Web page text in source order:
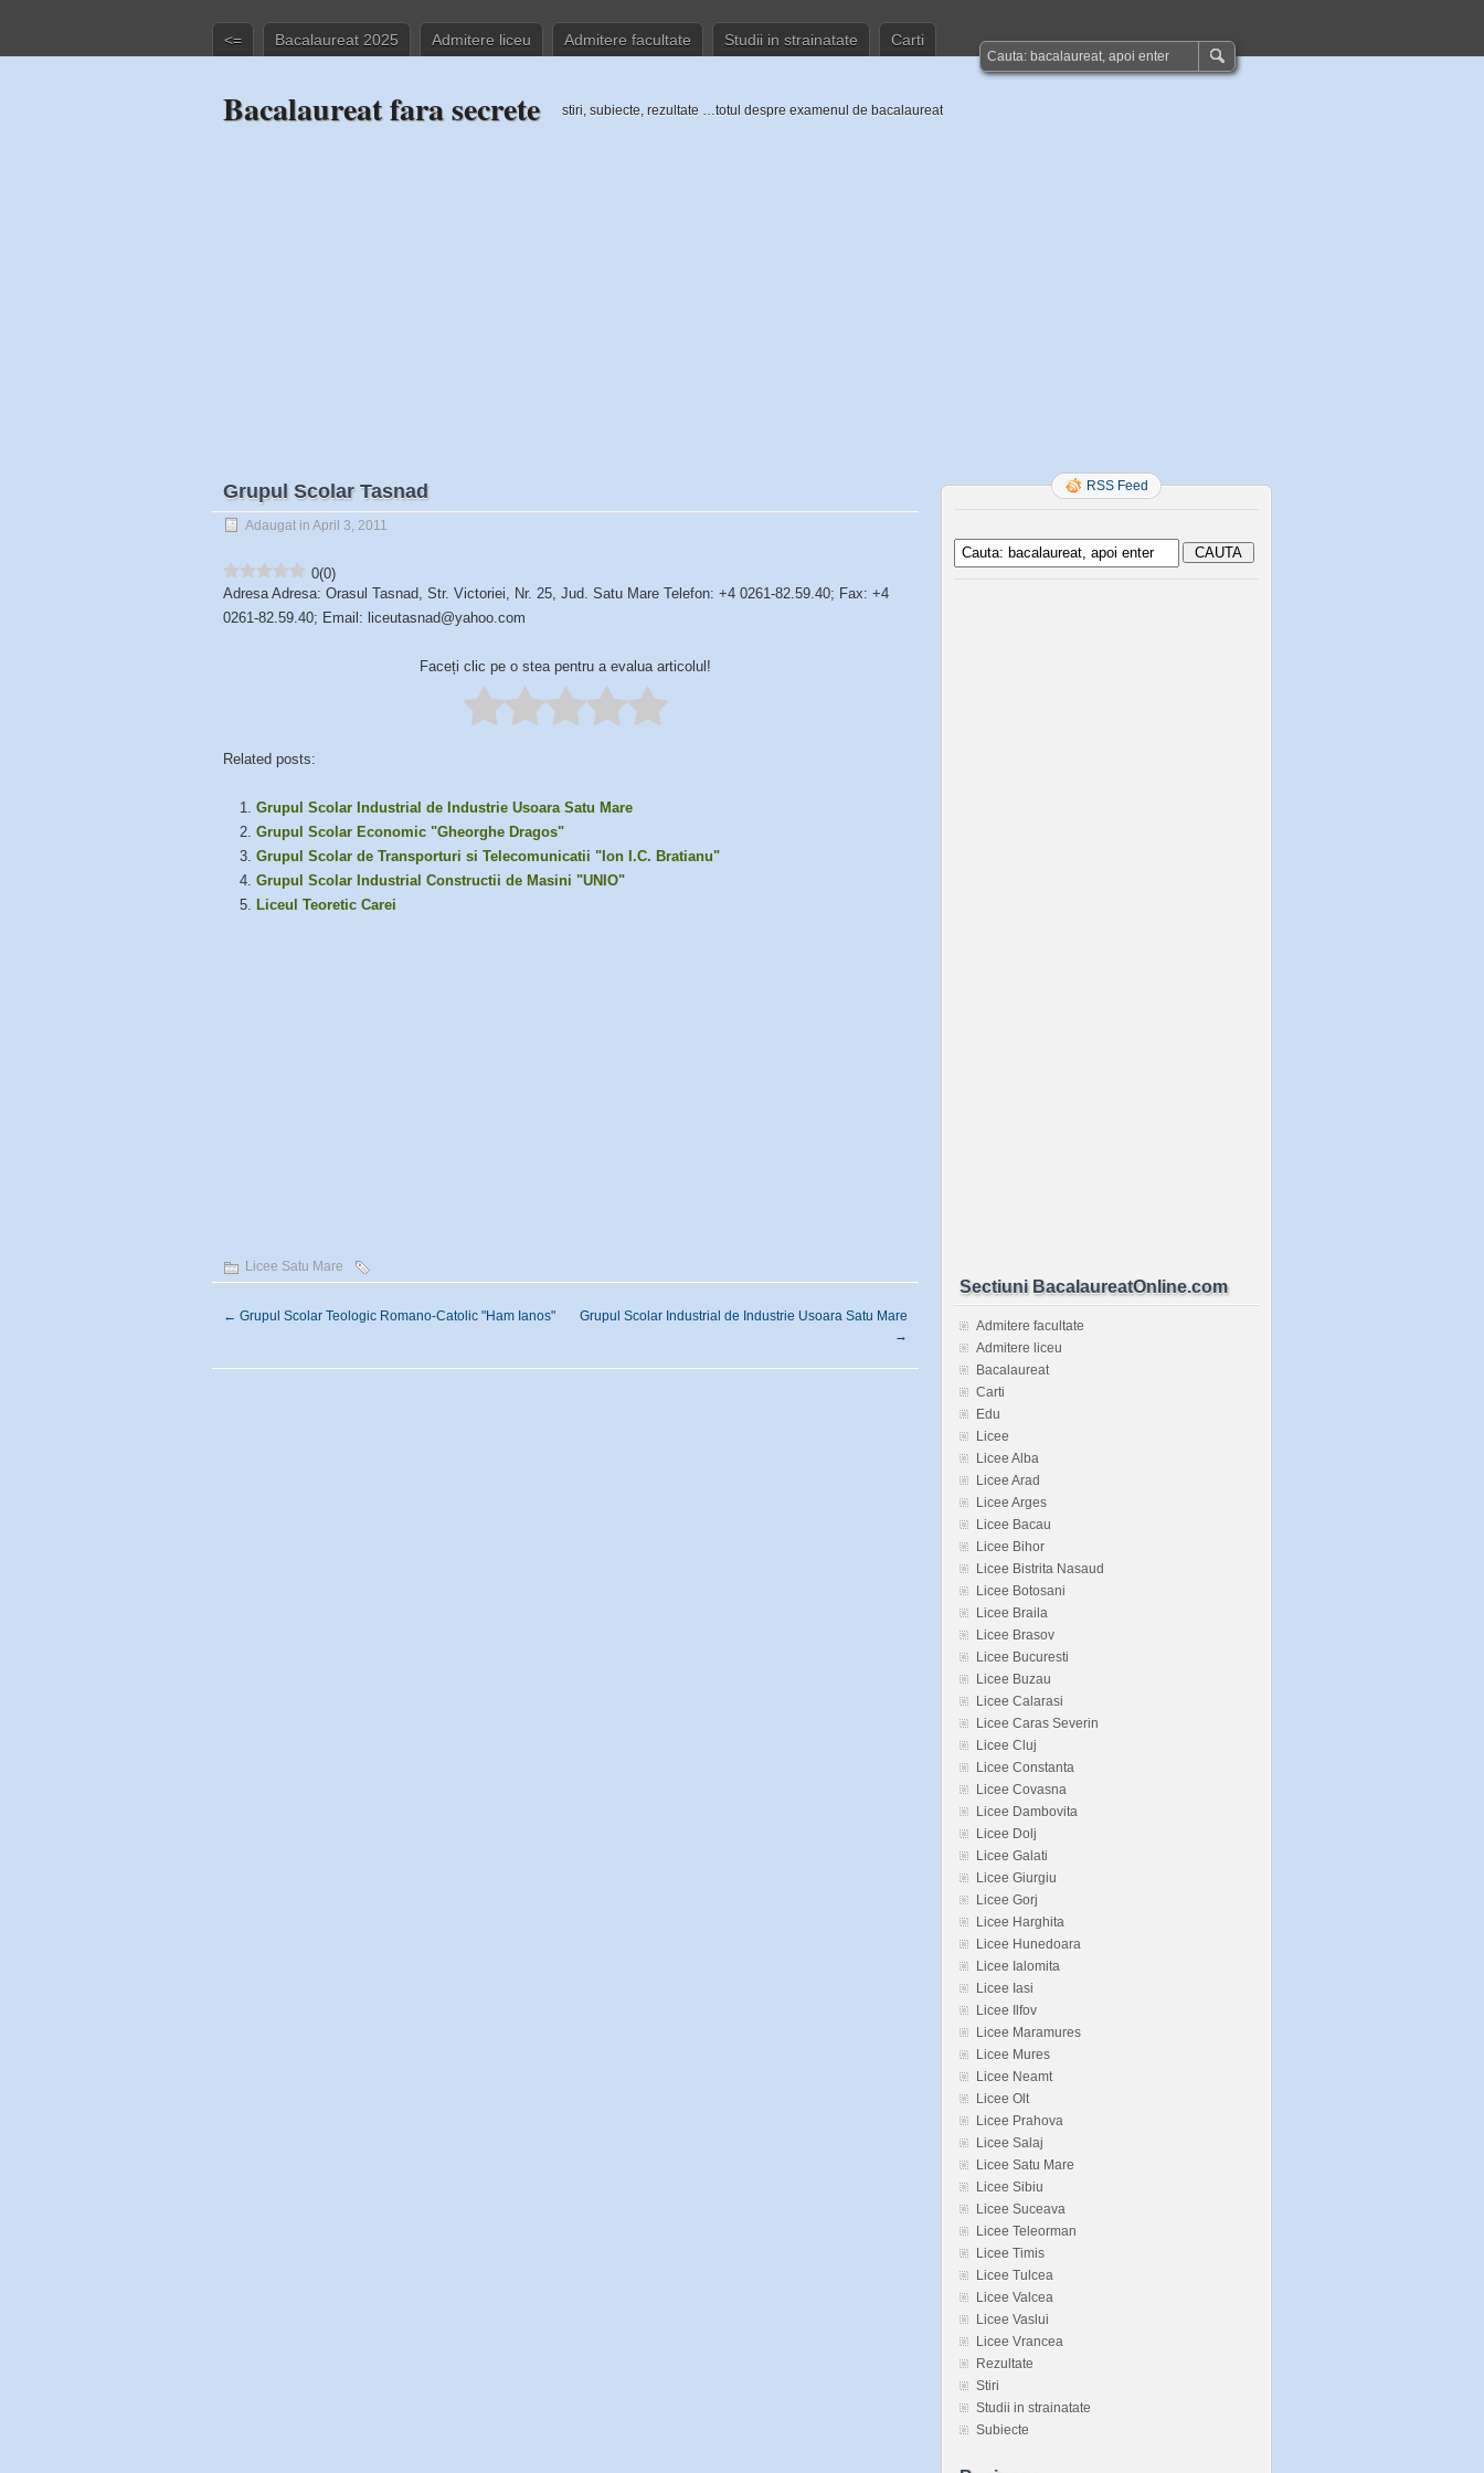
<= Bacalaureat 2025 Admitere liceu Admitere facultate Studii in strainatate Carti
Bacalaureat fara secrete stiri, subiecte, rezultate …totul despre examenul de bacalaureat
Grupul Scolar Tasnad
Adaugat in April 3, 2011
0(0)
Adresa Adresa: Orasul Tasnad, Str. Victoriei, Nr. 25, Jud. Satu Mare Telefon: +4 0261-82.59.40; Fax: +4
0261-82.59.40; Email: liceutasnad@yahoo.com
Faceți clic pe o stea pentru a evalua articolul!
Related posts:
Grupul Scolar Industrial de Industrie Usoara Satu Mare
Grupul Scolar Economic "Gheorghe Dragos"
Grupul Scolar de Transporturi si Telecomunicatii "Ion I.C. Bratianu"
Grupul Scolar Industrial Constructii de Masini "UNIO"
Liceul Teoretic Carei
Licee Satu Mare
← Grupul Scolar Teologic Romano-Catolic "Ham Ianos"
Grupul Scolar Industrial de Industrie Usoara Satu Mare
→
RSS Feed
Sectiuni BacalaureatOnline.com
Admitere facultate
Admitere liceu
Bacalaureat
Carti
Edu
Licee
Licee Alba
Licee Arad
Licee Arges
Licee Bacau
Licee Bihor
Licee Bistrita Nasaud
Licee Botosani
Licee Braila
Licee Brasov
Licee Bucuresti
Licee Buzau
Licee Calarasi
Licee Caras Severin
Licee Cluj
Licee Constanta
Licee Covasna
Licee Dambovita
Licee Dolj
Licee Galati
Licee Giurgiu
Licee Gorj
Licee Harghita
Licee Hunedoara
Licee Ialomita
Licee Iasi
Licee Ilfov
Licee Maramures
Licee Mures
Licee Neamt
Licee Olt
Licee Prahova
Licee Salaj
Licee Satu Mare
Licee Sibiu
Licee Suceava
Licee Teleorman
Licee Timis
Licee Tulcea
Licee Valcea
Licee Vaslui
Licee Vrancea
Rezultate
Stiri
Studii in strainatate
Subiecte